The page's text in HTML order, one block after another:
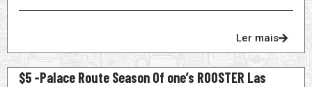
Ler mais
$5 -Palace Route Season Of one’s ROOSTER Las